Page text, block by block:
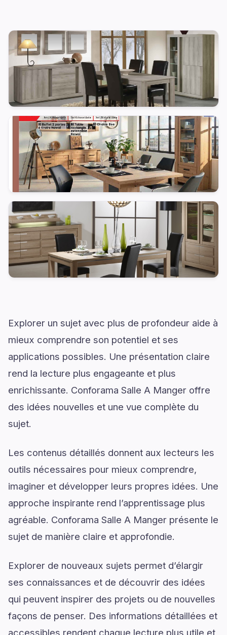
Explorer un sujet avec plus de profondeur aide à
mieux comprendre son potentiel et ses
applications possibles. Une présentation claire
rend la lecture plus engageante et plus
enrichissante. Conforama Salle A Manger offre
des idées nouvelles et une vue complète du
sujet.
Les contenus détaillés donnent aux lecteurs les
outils nécessaires pour mieux comprendre,
imaginer et développer leurs propres idées. Une
approche inspirante rend l’apprentissage plus
agréable. Conforama Salle A Manger présente le
sujet de manière claire et approfondie.
Explorer de nouveaux sujets permet d’élargir
ses connaissances et de découvrir des idées
qui peuvent inspirer des projets ou de nouvelles
façons de penser. Des informations détaillées et
accessibles rendent chaque lecture plus utile et